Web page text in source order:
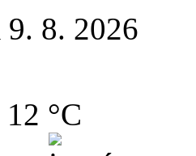
9. 8. 2026
12 °C